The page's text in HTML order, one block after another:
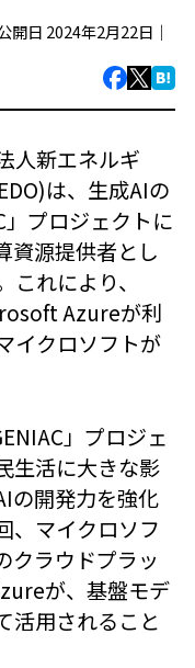
開日 2024年2月22日｜
人新エネルギ
は、生成AIの
プロジェクトに
資源提供者とし
れにより、
Azureが利
イクロソフトが
」プロジェ
生活に大きな影
の開発力を強化
、マイクロソフ
クラウドプラッ
が、基盤モデ
活用されること